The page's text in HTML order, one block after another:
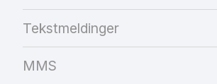
Tekstmeldinger
MMS